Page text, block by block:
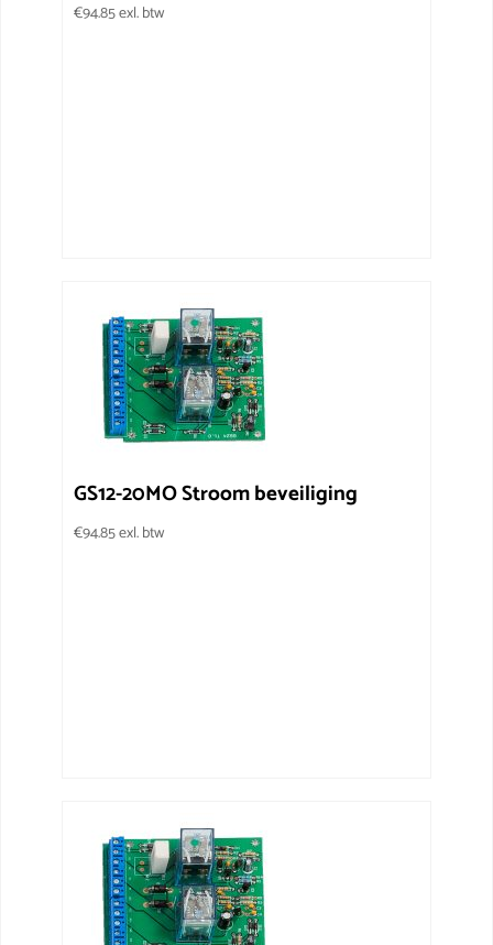
€94.85exl. btw
GS12-20MO Stroom beveiliging
€94.85exl. btw